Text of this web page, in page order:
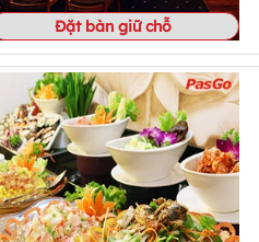
Đặt bàn giữ chỗ